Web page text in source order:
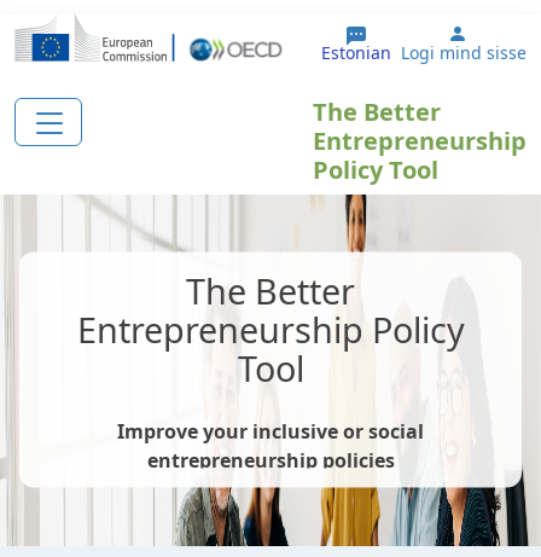
Liigu edasi põhisisu juurde
Estonian User
Logi mind sisse
The Better
Entrepreneurship
Policy Tool
The Better
Entrepreneurship Policy
Tool
Improve your inclusive or social
entrepreneurship policies